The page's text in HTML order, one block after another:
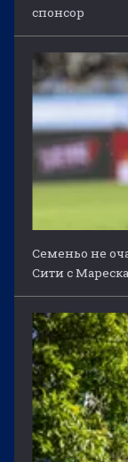
спонсор
Семеньо не
Сити с Мареска